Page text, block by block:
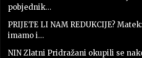
pobjednik…
PRIJETE LI NAM REDUKCIJE?
imamo i…
NIN Zlatni Pridražani okupili se